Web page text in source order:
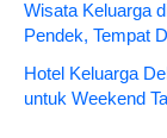
Wisata Keluarga
Pendek, Tempat
Hotel Keluarga
untuk Weekend